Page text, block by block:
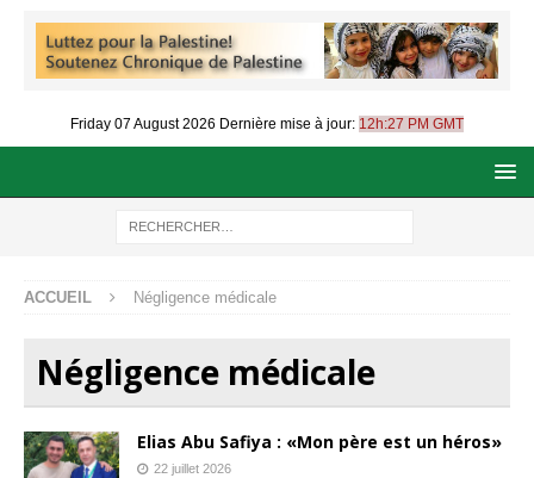
Friday 07 August 2026 Dernière mise à jour: 12h:27 PM GMT
ACCUEIL Négligence médicale
Négligence médicale
Elias Abu Safiya : «Mon père est un héros»
22 juillet 2026